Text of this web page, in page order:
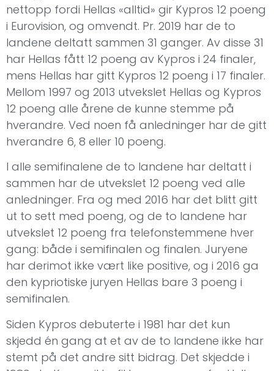
nettopp fordi Hellas «alltid» gir Kypros 12 poeng
i Eurovision, og omvendt. Pr. 2019 har de to
landene deltatt sammen 31 ganger. Av disse 31
har Hellas fått 12 poeng av Kypros i 24 finaler,
mens Hellas har gitt Kypros 12 poeng i 17 finaler.
Mellom 1997 og 2013 utvekslet Hellas og Kypros
12 poeng alle årene de kunne stemme på
hverandre. Ved noen få anledninger har de gitt
hverandre 6, 8 eller 10 poeng.
I alle semifinalene de to landene har deltatt i
sammen har de utvekslet 12 poeng ved alle
anledninger. Fra og med 2016 har det blitt gitt
ut to sett med poeng, og de to landene har
utvekslet 12 poeng fra telefonstemmene hver
gang: både i semifinalen og finalen. Juryene
har derimot ikke vært like positive, og i 2016 ga
den kypriotiske juryen Hellas bare 3 poeng i
semifinalen.
Siden Kypros debuterte i 1981 har det kun
skjedd én gang at et av de to landene ikke har
stemt på det andre sitt bidrag. Det skjedde i